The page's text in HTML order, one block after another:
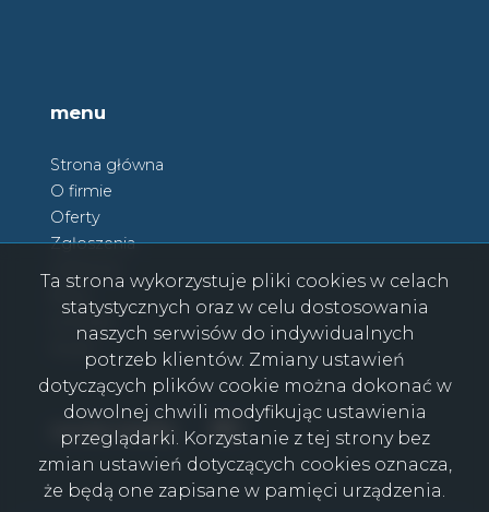
menu
Strona główna
O firmie
Oferty
Zgłoszenia
Kontakt
social media Facebook
Facebook
Ta strona wykorzystuje pliki cookies w celach
statystycznych oraz w celu dostosowania
naszych serwisów do indywidualnych
potrzeb klientów. Zmiany ustawień
dotyczących plików cookie można dokonać w
dowolnej chwili modyfikując ustawienia
przeglądarki. Korzystanie z tej strony bez
zmian ustawień dotyczących cookies oznacza,
że będą one zapisane w pamięci urządzenia.